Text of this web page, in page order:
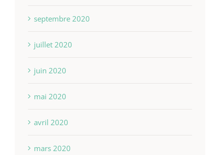
septembre 2020
juillet 2020
juin 2020
mai 2020
avril 2020
mars 2020